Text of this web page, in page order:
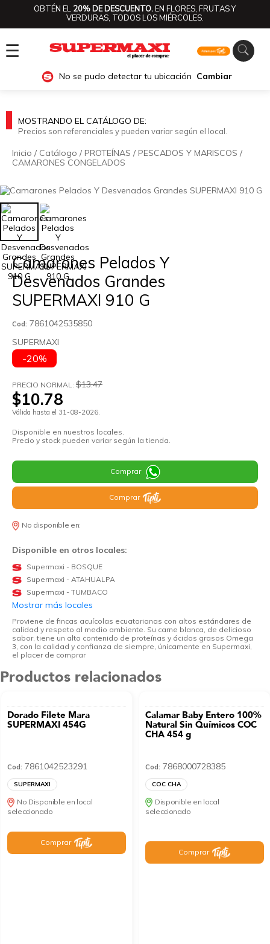
OBTÉN EL 20% DE DESCUENTO.EN FLORES, FRUTAS Y
VERDURAS, TODOS LOS MIÉRCOLES.
☰
No se pudo detectar tu ubicación Cambiar
MOSTRANDO EL CATÁLOGO DE:
Precios son referenciales y pueden variar según el local.
Inicio / Catálogo / PROTEÍNAS / PESCADOS Y MARISCOS /
CAMARONES CONGELADOS
Camarones Pelados Y
Desvenados Grandes
SUPERMAXI 910 G
Cod: 7861042535850
SUPERMAXI
-20%
PRECIO NORMAL: $13.47
$10.78
Válida hasta el 31-08-2026.
Disponible en nuestros locales.
Precio y stock pueden variar según la tienda.
Comprar
Comprar
No disponible en:
Disponible en otros locales:
Supermaxi - BOSQUE
Supermaxi - ATAHUALPA
Supermaxi - TUMBACO
Mostrar más locales
Proviene de fincas acuícolas ecuatorianas con altos estándares de
calidad y respeto al medio ambiente. Su carne blanca, de delicioso
sabor, tiene un alto contenido de proteínas y ácidos grasos Omega
3, con la calidad y confianza de siempre, únicamente en Supermaxi,
el placer de comprar
Productos relacionados
Dorado Filete Mara
SUPERMAXI 454G
Cod: 7861042523291
SUPERMAXI
No Disponible en local
seleccionado
Comprar
Calamar Baby Entero 100%
Natural Sin Químicos COC
CHA 454 g
Cod: 7868000728385
COC CHA
Disponible en local
seleccionado
Comprar